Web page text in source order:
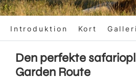
Introduktion Kort Galleri
Den perfekte
Garden Route